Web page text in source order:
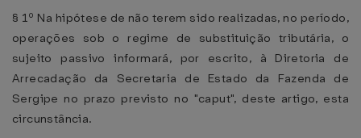
§ 1º Na hipótese de não terem sido realizadas, no período,
operações sob o regime de substituição tributária, o
sujeito passivo informará, por escrito, à Diretoria de
Arrecadação da Secretaria de Estado da Fazenda de
Sergipe no prazo previsto no "caput", deste artigo, esta
circunstância.